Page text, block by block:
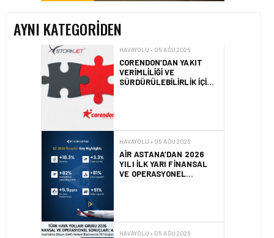
AYNI KATEGORIDEN
YILI İLK YARI FINANSAL
VE OPERASYONEL
SONUÇLARI!
AJET’IN SABIHA
GÖKÇEN’DEKI PAZAR PAYI
ARTIŞI FINANSAL
SONUÇLARI NASIL